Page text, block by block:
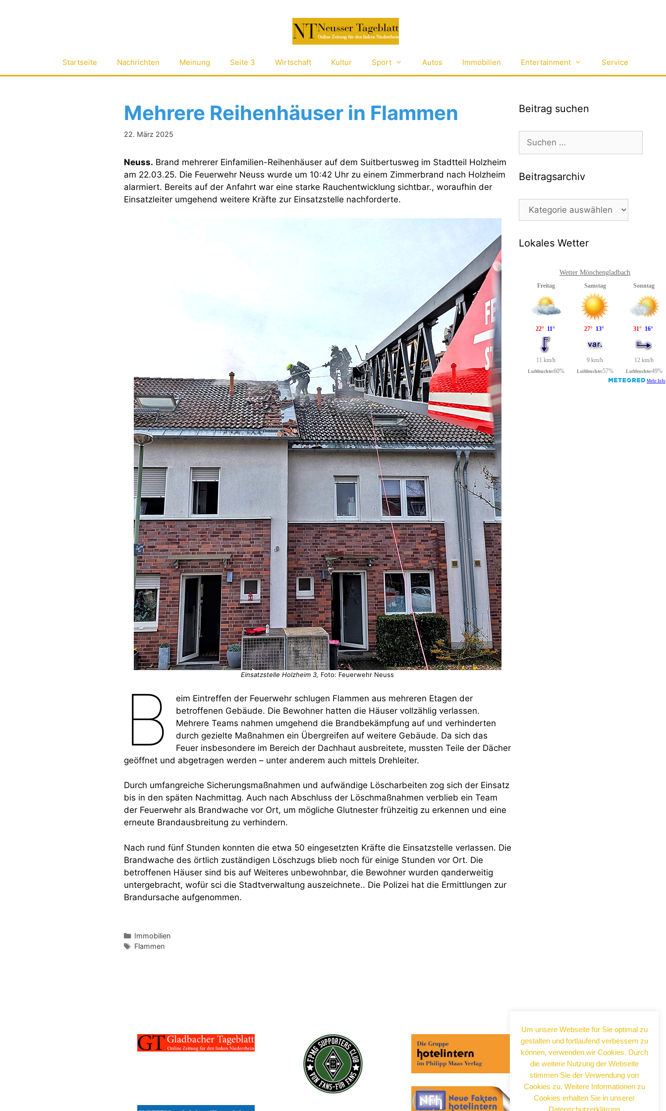
Startseite Nachrichten Meinung Seite 3 Wirtschaft Kultur Sport Autos Immobilien Entertainment Service
Mehrere Reihenhäuser in Flammen
22. März 2025
Neuss. Brand mehrerer Einfamilien-Reihenhäuser auf dem Suitbertusweg im Stadtteil Holzheim
am 22.03.25. Die Feuerwehr Neuss wurde um 10:42 Uhr zu einem Zimmerbrand nach Holzheim
alarmiert. Bereits auf der Anfahrt war eine starke Rauchentwicklung sichtbar., woraufhin der
Einsatzleiter umgehend weitere Kräfte zur Einsatzstelle nachforderte.
Einsatzstelle Holzheim 3, Foto: Feuerwehr Neuss
B
eim Eintreffen der Feuerwehr schlugen Flammen aus mehreren Etagen der
betroffenen Gebäude. Die Bewohner hatten die Häuser vollzählig verlassen.
Mehrere Teams nahmen umgehend die Brandbekämpfung auf und verhinderten
durch gezielte Maßnahmen ein Übergreifen auf weitere Gebäude. Da sich das
Feuer insbesondere im Bereich der Dachhaut ausbreitete, mussten Teile der Dächer
geöffnet und abgetragen werden – unter anderem auch mittels Drehleiter.
Durch umfangreiche Sicherungsmaßnahmen und aufwändige Löscharbeiten zog sich der Einsatz
bis in den späten Nachmittag. Auch nach Abschluss der Löschmaßnahmen verblieb ein Team
der Feuerwehr als Brandwache vor Ort, um mögliche Glutnester frühzeitig zu erkennen und eine
erneute Brandausbreitung zu verhindern.
Nach rund fünf Stunden konnten die etwa 50 eingesetzten Kräfte die Einsatzstelle verlassen. Die
Brandwache des örtlich zuständigen Löschzugs blieb noch für einige Stunden vor Ort. Die
betroffenen Häuser sind bis auf Weiteres unbewohnbar, die Bewohner wurden qanderweitig
untergebracht, wofür sci die Stadtverwaltung auszeichnete.. Die Polizei hat die Ermittlungen zur
Brandursache aufgenommen.
Entwicklungen, Kulinarik, Kunst und Kultur
in Neuss!
Kategorien
Immobilien
Schlagwörter
Flammen
Beitrag suchen
Suchen
nach:
Beitragsarchiv
Beitragsarchiv
Lokales Wetter
Wetter Mönchengladbach
Um unsere Webseite für Sie optimal zu
gestalten und fortlaufend verbessern zu
können, verwenden wir Cookies. Durch
die weitere Nutzung der Webseite
stimmen Sie der Verwendung von
Cookies zu. Weitere Informationen zu
Cookies erhalten Sie in unserer
Datenschutzerklärung